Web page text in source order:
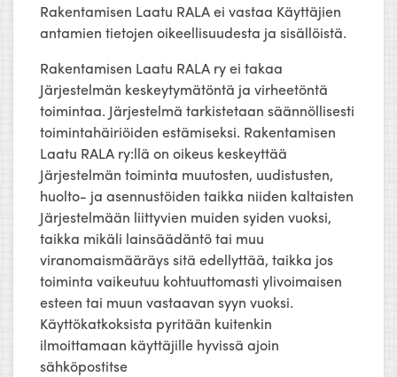
Rakentamisen Laatu RALA ei vastaa Käyttäjien
antamien tietojen oikeellisuudesta ja sisällöistä.
Rakentamisen Laatu RALA ry ei takaa
Järjestelmän keskeytymätöntä ja virheetöntä
toimintaa. Järjestelmä tarkistetaan säännöllisesti
toimintahäiriöiden estämiseksi. Rakentamisen
Laatu RALA ry:llä on oikeus keskeyttää
Järjestelmän toiminta muutosten, uudistusten,
huolto- ja asennustöiden taikka niiden kaltaisten
Järjestelmään liittyvien muiden syiden vuoksi,
taikka mikäli lainsäädäntö tai muu
viranomaismääräys sitä edellyttää, taikka jos
toiminta vaikeutuu kohtuuttomasti ylivoimaisen
esteen tai muun vastaavan syyn vuoksi.
Käyttökatkoksista pyritään kuitenkin
ilmoittamaan käyttäjille hyvissä ajoin
sähköpostitse